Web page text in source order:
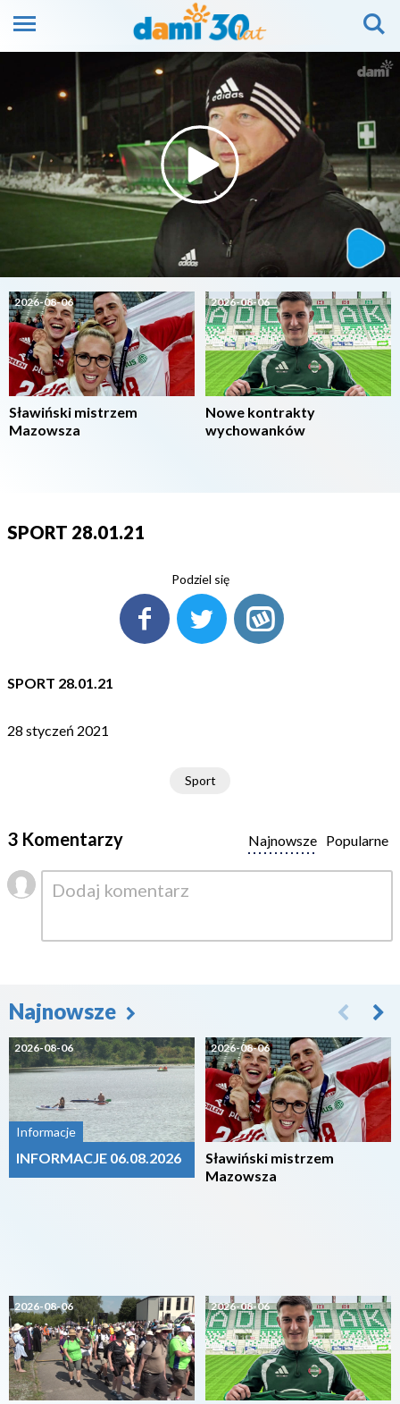
2026-08-06
Sławiński mistrzem
Mazowsza
2026-08-06
Nowe kontrakty
wychowanków
SPORT 28.01.21
Podziel się
SPORT 28.01.21
28 styczeń 2021
Sport
3 Komentarzy Popularne
Najnowsze
Najnowsze
2026-08-06
Informacje
INFORMACJE 06.08.2026
2026-08-06
2026-08-06
Sławiński mistrzem
Mazowsza
2026-08-06